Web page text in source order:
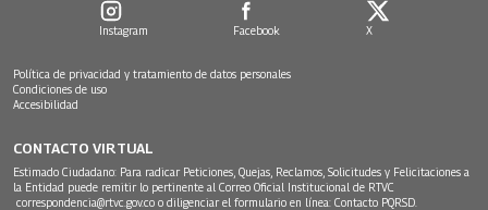
Instagram Facebook X
Política de privacidad y tratamiento de datos personales
Condiciones de uso
Accesibilidad
CONTACTO VIRTUAL
Estimado Ciudadano: Para radicar Peticiones, Quejas, Reclamos, Solicitudes y Felicitaciones a
la Entidad puede remitir lo pertinente al Correo Oficial Institucional de RTVC
correspondencia@rtvc.gov.co o diligenciar el formulario en línea: Contacto PQRSD.